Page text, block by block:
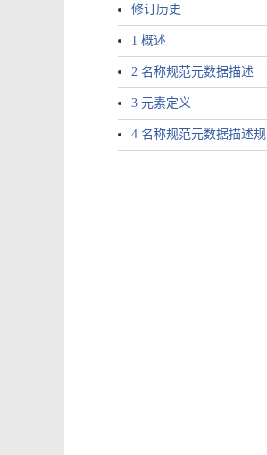
修订历史
1 概述
2 名称规范元数据描述
3 元素定义
4 名称规范元数据描述规